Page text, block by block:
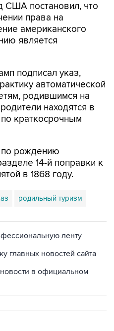
США постановил, что
права на
американского
является
подписал указ,
автоматической
родившимся на
находятся в
краткосрочным
по рождению
14-й поправки к
в 1868 году.
родильный туризм
ленту
главных новостей сайта
в официальном